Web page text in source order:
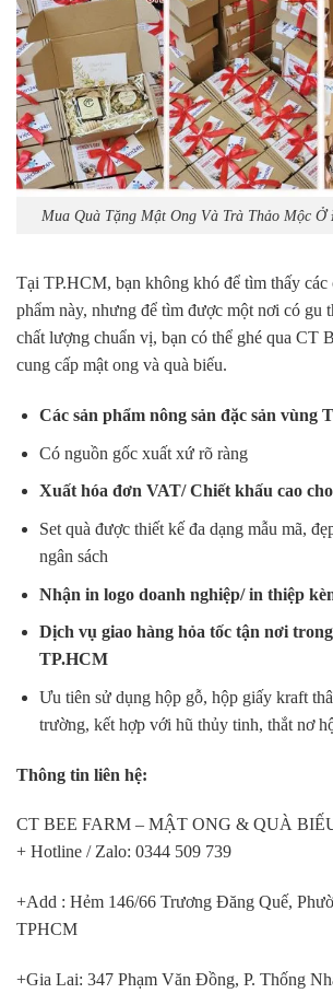
Mua Quà Tặng Mật Ong Và Trà Thảo Mộc
Tại TP.HCM, bạn không khó để tìm thấy các
phẩm này, nhưng để tìm được một nơi có gu
chất lượng chuẩn vị, bạn có thể ghé qua CT
cung cấp mật ong và quà biếu.
Các sản phẩm nông sản đặc sản vùng
Có nguồn gốc xuất xứ rõ ràng
Xuất hóa đơn VAT/ Chiết khấu cao
Set quà được thiết kế đa dạng mẫu mã,
ngân sách
Nhận in logo doanh nghiệp/ in thiệp
Dịch vụ giao hàng hỏa tốc tận nơi
TP.HCM
Ưu tiên sử dụng hộp gỗ, hộp giấy kraft
trường, kết hợp với hũ thủy tinh, thắt nơ
Thông tin liên hệ:
CT BEE FARM – MẬT ONG & QUÀ
+ Hotline / Zalo: 0344 509 739
+Add : Hẻm 146/66 Trương Đăng Quế,
TPHCM
+Gia Lai: 347 Phạm Văn Đồng, P. Thống